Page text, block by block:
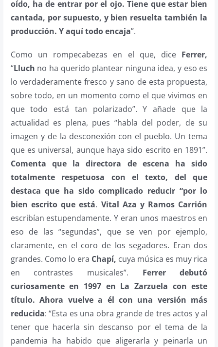
oído, ha de entrar por el ojo. Tiene que estar bien
cantada, por supuesto, y bien resuelta también la
producción. Y aquí todo encaja”.
Como un rompecabezas en el que, dice Ferrer,
“Lluch no ha querido plantear ninguna idea, y eso es
lo verdaderamente fresco y sano de esta propuesta,
sobre todo, en un momento como el que vivimos en
que todo está tan polarizado”. Y añade que la
actualidad es plena, pues “habla del poder, de su
imagen y de la desconexión con el pueblo. Un tema
que es universal, aunque haya sido escrito en 1891”.
Comenta que la directora de escena ha sido
totalmente respetuosa con el texto, del que
destaca que ha sido complicado reducir “por lo
bien escrito que está. Vital Aza y Ramos Carrión
escribían estupendamente. Y eran unos maestros en
eso de las “segundas”, que se ven por ejemplo,
claramente, en el coro de los segadores. Eran dos
grandes. Como lo era Chapí, cuya música es muy rica
en contrastes musicales”. Ferrer
debutó
curiosamente en 1997 en La Zarzuela con este
título. Ahora vuelve a él con una versión más
reducida: “Esta es una obra grande de tres actos y al
tener que hacerla sin descanso por el tema de la
pandemia ha habido que aligerarla y peinarla un